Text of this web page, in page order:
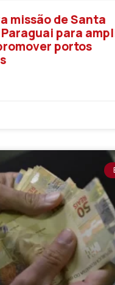
missão de Santa
para
portos